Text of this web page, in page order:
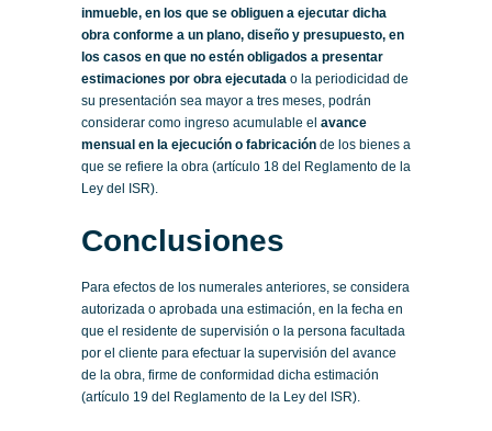
inmueble, en los que se obliguen a ejecutar dicha
obra conforme a un plano, diseño y presupuesto, en
los casos en que no estén obligados a presentar
estimaciones por obra ejecutada o la periodicidad de
su presentación sea mayor a tres meses, podrán
considerar como ingreso acumulable el avance
mensual en la ejecución o fabricación de los bienes a
que se refiere la obra (artículo 18 del Reglamento de la
Ley del ISR).
Conclusiones
Para efectos de los numerales anteriores, se considera
autorizada o aprobada una estimación, en la fecha en
que el residente de supervisión o la persona facultada
por el cliente para efectuar la supervisión del avance
de la obra, firme de conformidad dicha estimación
(artículo 19 del Reglamento de la Ley del ISR).